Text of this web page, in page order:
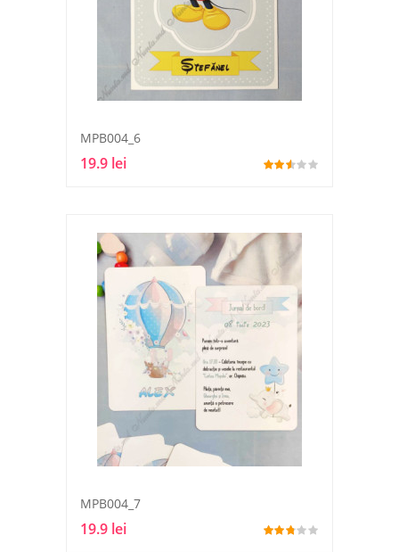
MPB004_6
19.9 lei
MPB004_7
19.9 lei